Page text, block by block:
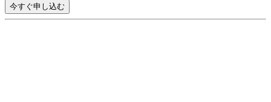
今すぐ申し込む